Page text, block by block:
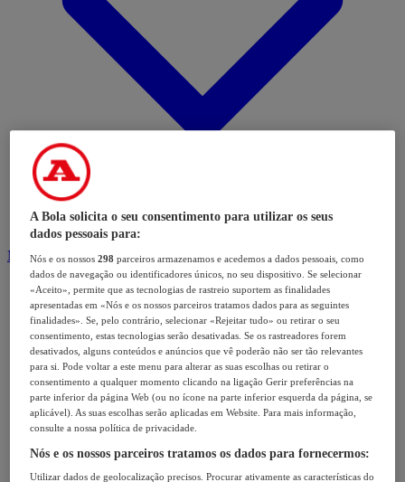
Modalidades
A Bola solicita o seu consentimento para utilizar os seus
dados pessoais para:
Nós e os nossos298 parceiros armazenamos e acedemos a dados pessoais, como
dados de navegação ou identificadores únicos, no seu dispositivo. Se selecionar
«Aceito», permite que as tecnologias de rastreio suportem as finalidades
apresentadas em «Nós e os nossos parceiros tratamos dados para as seguintes
finalidades». Se, pelo contrário, selecionar «Rejeitar tudo» ou retirar o seu
consentimento, estas tecnologias serão desativadas. Se os rastreadores forem
desativados, alguns conteúdos e anúncios que vê poderão não ser tão relevantes
para si. Pode voltar a este menu para alterar as suas escolhas ou retirar o
consentimento a qualquer momento clicando na ligação Gerir preferências na
parte inferior da página Web (ou no ícone na parte inferior esquerda da página, se
aplicável). As suas escolhas serão aplicadas em Website. Para mais informação,
consulte a nossa política de privacidade.
Nós e os nossos parceiros tratamos os dados para fornecermos:
Utilizar dados de geolocalização precisos. Procurar ativamente as características do